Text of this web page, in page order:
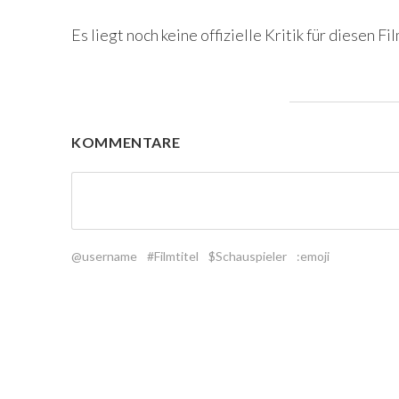
Es liegt noch keine offizielle Kritik für diesen
KOMMENTARE
@username #Filmtitel $Schauspieler :emoji